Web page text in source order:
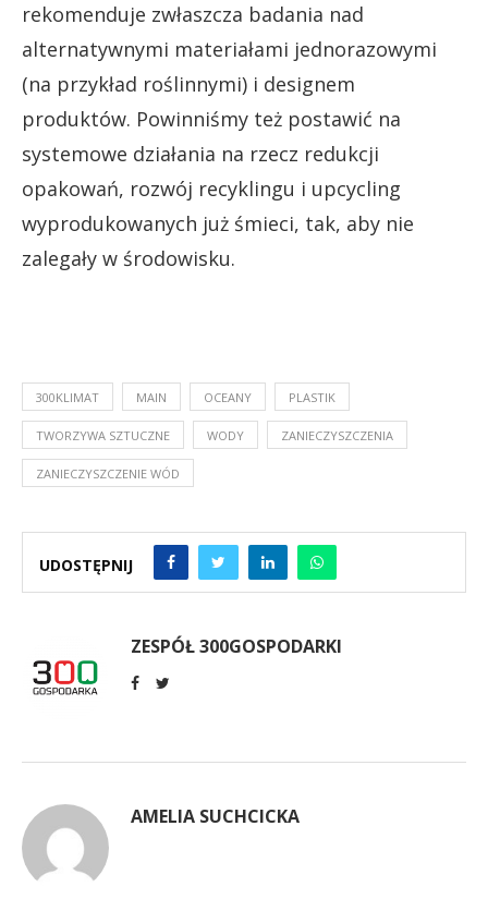
rekomenduje zwłaszcza badania nad
alternatywnymi materiałami jednorazowymi
(na przykład roślinnymi) i designem
produktów. Powinniśmy też postawić na
systemowe działania na rzecz redukcji
opakowań, rozwój recyklingu i upcycling
wyprodukowanych już śmieci, tak, aby nie
zalegały w środowisku.
300KLIMAT MAIN OCEANY PLASTIK
TWORZYWA SZTUCZNE WODY ZANIECZYSZCZENIA
ZANIECZYSZCZENIE WÓD
UDOSTĘPNIJ
ZESPÓŁ 300GOSPODARKI
AMELIA SUCHCICKA